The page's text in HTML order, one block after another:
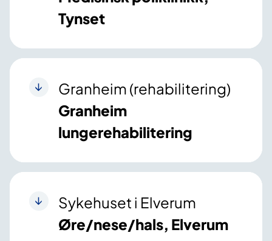
Tynset
Granheim (rehabilitering)
Granheim
lungerehabilitering
Sykehuset i Elverum
Øre/nese/hals, Elverum